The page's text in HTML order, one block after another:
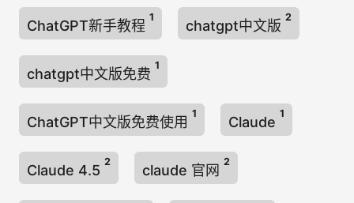
ChatGPT新手教程
1
chatgpt中文版
2
chatgpt中文版免费
1
ChatGPT中文版免费使用
1
Claude
1
Claude 4.5
2
claude 官网
2